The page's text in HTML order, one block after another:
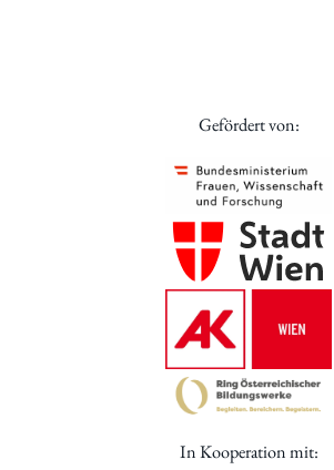
Gefördert von:
In Kooperation mit: